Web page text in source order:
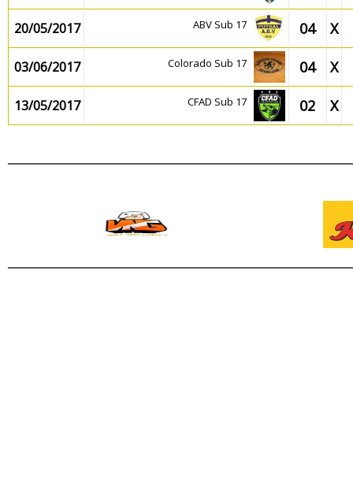
20/05/2017 ABV Sub 17 04 X
03/06/2017 Colorado Sub 17 04 X
13/05/2017 CFAD Sub 17 02 X